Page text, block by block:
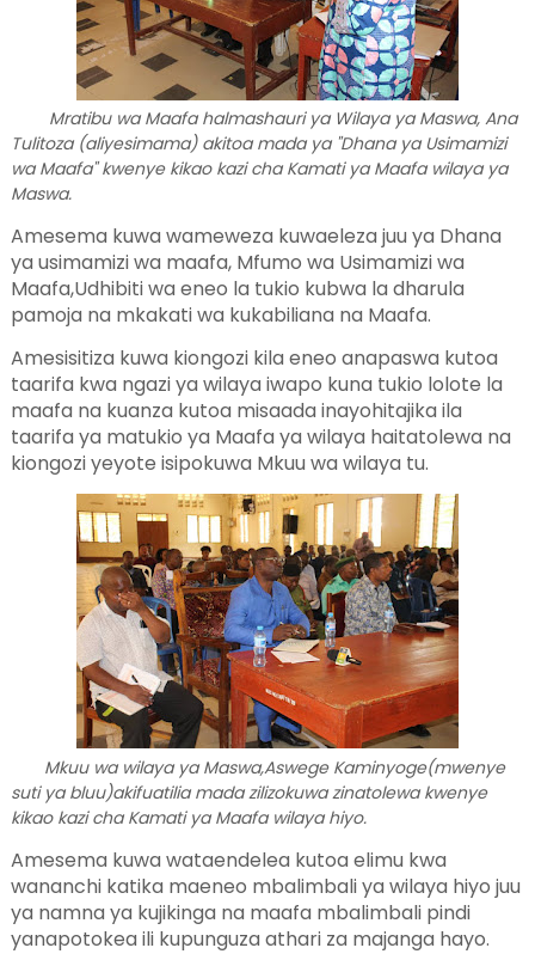
Mratibu wa Maafa halmashauri ya Wilaya ya Maswa, Ana
Tulitoza (aliyesimama) akitoa mada ya "Dhana ya Usimamizi
wa Maafa" kwenye kikao kazi cha Kamati ya Maafa wilaya ya
Maswa.
Amesema kuwa wameweza kuwaeleza juu ya Dhana
ya usimamizi wa maafa, Mfumo wa Usimamizi wa
Maafa,Udhibiti wa eneo la tukio kubwa la dharula
pamoja na mkakati wa kukabiliana na Maafa.
Amesisitiza kuwa kiongozi kila eneo anapaswa kutoa
taarifa kwa ngazi ya wilaya iwapo kuna tukio lolote la
maafa na kuanza kutoa misaada inayohitajika ila
taarifa ya matukio ya Maafa ya wilaya haitatolewa na
kiongozi yeyote isipokuwa Mkuu wa wilaya tu.
Mkuu wa wilaya ya Maswa,Aswege Kaminyoge(mwenye
suti ya bluu)akifuatilia mada zilizokuwa zinatolewa kwenye
kikao kazi cha Kamati ya Maafa wilaya hiyo.
Amesema kuwa wataendelea kutoa elimu kwa
wananchi katika maeneo mbalimbali ya wilaya hiyo juu
ya namna ya kujikinga na maafa mbalimbali pindi
yanapotokea ili kupunguza athari za majanga hayo.